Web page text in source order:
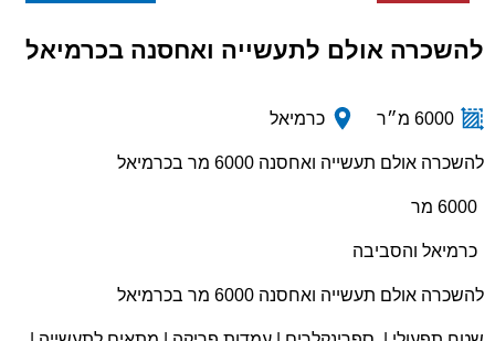
להשכרה אולם לתעשייה ואחסנה בכרמיאל
6000 מ״ר כרמיאל
להשכרה אולם תעשייה ואחסנה 6000 מר בכרמיאל
6000 מר
כרמיאל והסביבה
להשכרה אולם תעשייה ואחסנה 6000 מר בכרמיאל